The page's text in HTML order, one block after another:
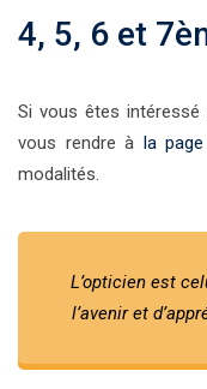
4, 5, 6 et
Si vous êtes
vous rendre à la
modalités.
L’opticien est
l’avenir et